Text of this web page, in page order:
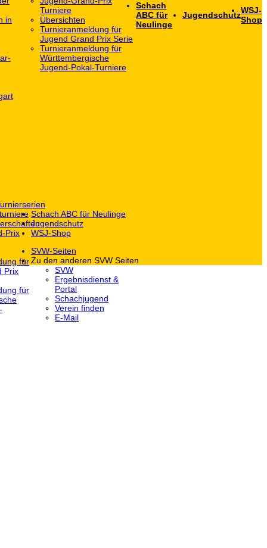
in
Turniere
Übersichten
Turnieranmeldung für
Jugend Grand Prix Serie
Turnieranmeldung für
Württembergische
Jugend-Pokal-Turniere
Schach
ABC für
Neulinge
JugendschutzWSJ-
Shop
Prix
für
Prix
für
Schach ABC für Neulinge
Jugendschutz
WSJ-Shop
SVW-Seiten
Zu den anderen SVW Seiten
SVW
Ergebnisdienst &
Portal
Schachjugend
Verein finden
E-Mail